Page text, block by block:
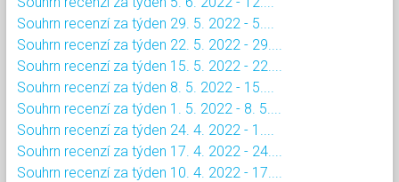
Souhrn recenzí za týden 29. 5. 2022 - 5....
Souhrn recenzí za týden 22. 5. 2022 - 29....
Souhrn recenzí za týden 15. 5. 2022 - 22....
Souhrn recenzí za týden 8. 5. 2022 - 15....
Souhrn recenzí za týden 1. 5. 2022 - 8. 5....
Souhrn recenzí za týden 24. 4. 2022 - 1....
Souhrn recenzí za týden 17. 4. 2022 - 24....
Souhrn recenzí za týden 10. 4. 2022 - 17....